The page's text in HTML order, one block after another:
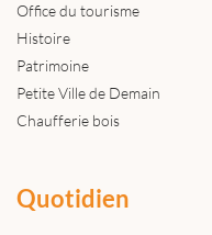
Office du tourisme
Histoire
Patrimoine
Petite Ville de Demain
Chaufferie bois
Quotidien